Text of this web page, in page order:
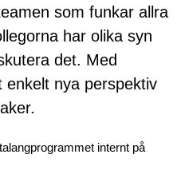
som funkar allra
har olika syn
det. Med
enkelt nya perspektiv
internt på